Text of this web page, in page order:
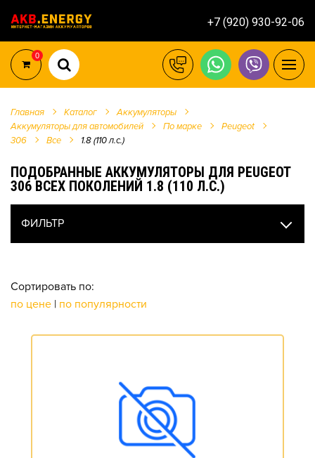
+7 (920) 930-92-06
0
Главная Каталог
Аккумуляторы
Аккумуляторы для автомобилей
По марке
Peugeot
306
Все 1.8 (110 л.с.)
ПОДОБРАННЫЕ АККУМУЛЯТОРЫ ДЛЯ PEUGEOT
306 ВСЕХ ПОКОЛЕНИЙ 1.8 (110 Л.С.)
ФИЛЬТР
Сортировать по:
по цене | по популярности